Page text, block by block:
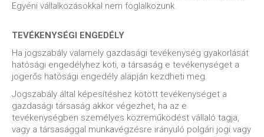
Egyéni vállalkozásokkal nem foglalkozunk.
TEVÉKENYSÉGI ENGEDÉLY
Ha jogszabály valamely gazdasági tevékenység gyakorlását
hatósági engedélyhez köti, a társaság e tevékenységet a
jogerős hatósági engedély alapján kezdheti meg.
Jogszabály által képesítéshez kötött tevékenységet a
gazdasági társaság akkor végezhet, ha az e
tevékenységben személyes közreműködést vállaló tagja,
vagy a társasággal munkavégzésre irányuló polgári jogi vagy